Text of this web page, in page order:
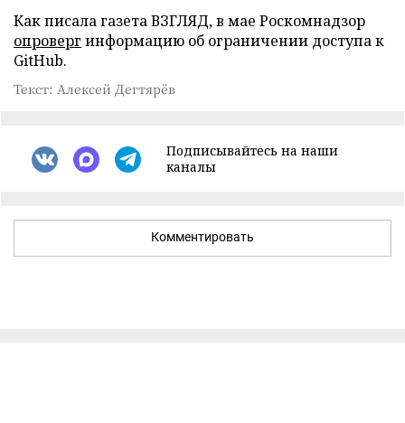
Как писала газета ВЗГЛЯД, в мае Роскомнадзор
опроверг информацию об ограничении доступа к
GitHub.
Текст: Алексей Дегтярёв
Подписывайтесь на наши
каналы
Комментировать